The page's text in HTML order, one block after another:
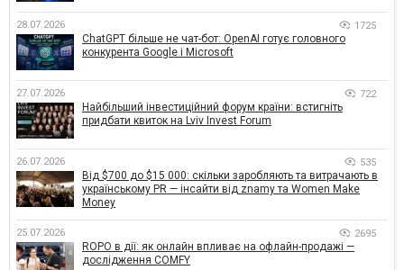
28.07.2026 1725
ChatGPT більше не чат-бот: OpenAI готує головного
конкурента Google і Microsoft
27.07.2026 722
Найбільший інвестиційний форум країни: встигніть
придбати квиток на Lviv Invest Forum
26.07.2026 535
Від $700 до $15 000: скільки заробляють та витрачають в
українському PR — інсайти від znamy та Women Make
Money
25.07.2026 2695
ROPO в дії: як онлайн впливає на офлайн-продажі —
дослідження COMFY